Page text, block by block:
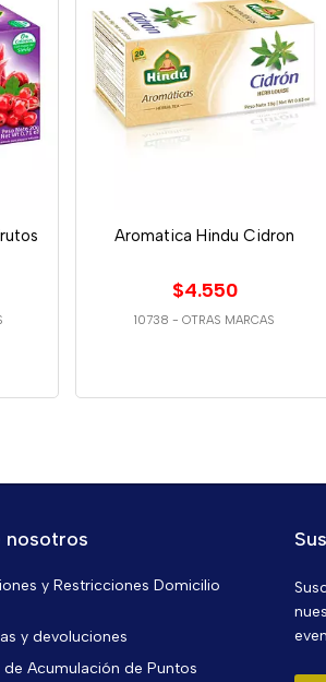
Aromatica Hindu Cidron
$4.550
10738 -OTRAS MARCAS
nosotros
y Restricciones Domicilio
y devoluciones
Acumulación de Puntos